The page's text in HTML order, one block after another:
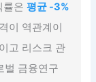
률은평균 -3%
이 역관계이
고 리스크 관
벌 금융연구